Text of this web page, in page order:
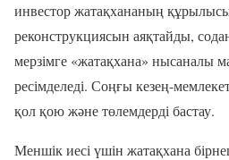
инвестор жатақхананың
реконструкциясын аяқтайды,
мерзімге «жатақхана» нысаналы
ресімделеді. Соңғы кезең-
қол қою және төлемдерді бастау.
Меншік иесі үшін жатақхана